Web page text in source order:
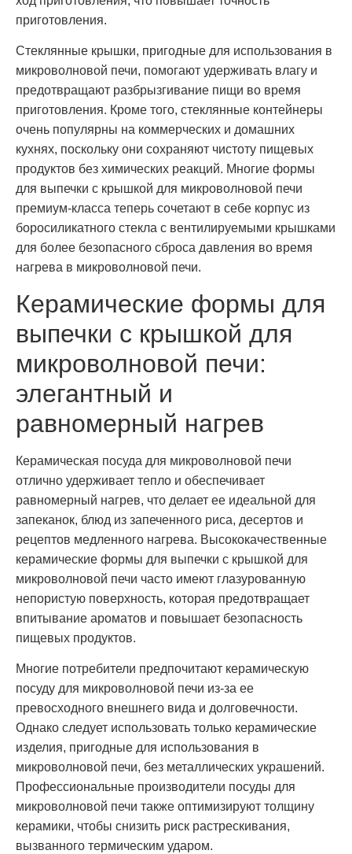
приготовления.
Стеклянные крышки, пригодные для использования в
микроволновой печи, помогают удерживать влагу и
предотвращают разбрызгивание пищи во время
приготовления. Кроме того, стеклянные контейнеры
очень популярны на коммерческих и домашних
кухнях, поскольку они сохраняют чистоту пищевых
продуктов без химических реакций. Многие формы
для выпечки с крышкой для микроволновой печи
премиум-класса теперь сочетают в себе корпус из
боросиликатного стекла с вентилируемыми крышками
для более безопасного сброса давления во время
нагрева в микроволновой печи.
Керамические формы для
выпечки с крышкой для
микроволновой печи:
элегантный и
равномерный нагрев
Керамическая посуда для микроволновой печи
отлично удерживает тепло и обеспечивает
равномерный нагрев, что делает ее идеальной для
запеканок, блюд из запеченного риса, десертов и
рецептов медленного нагрева. Высококачественные
керамические формы для выпечки с крышкой для
микроволновой печи часто имеют глазурованную
непористую поверхность, которая предотвращает
впитывание ароматов и повышает безопасность
пищевых продуктов.
Многие потребители предпочитают керамическую
посуду для микроволновой печи из-за ее
превосходного внешнего вида и долговечности.
Однако следует использовать только керамические
изделия, пригодные для использования в
микроволновой печи, без металлических украшений.
Профессиональные производители посуды для
микроволновой печи также оптимизируют толщину
керамики, чтобы снизить риск растрескивания,
вызванного термическим ударом.